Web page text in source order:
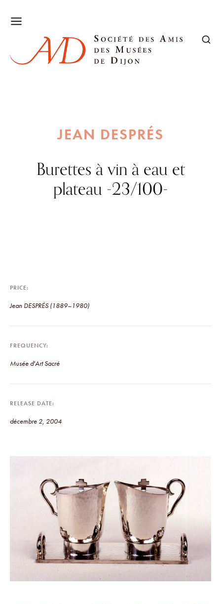
JEAN DESPRÉS
Burettes à vin à eau et
plateau -23/100-
PRICE
Jean DESPRÉS (1889–1980)
FREQUENCY
Musée d'Art Sacré
RELEASE DATE
décembre 2, 2004